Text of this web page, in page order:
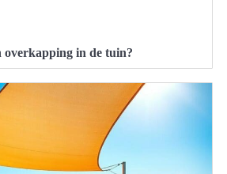
overkapping in de tuin?